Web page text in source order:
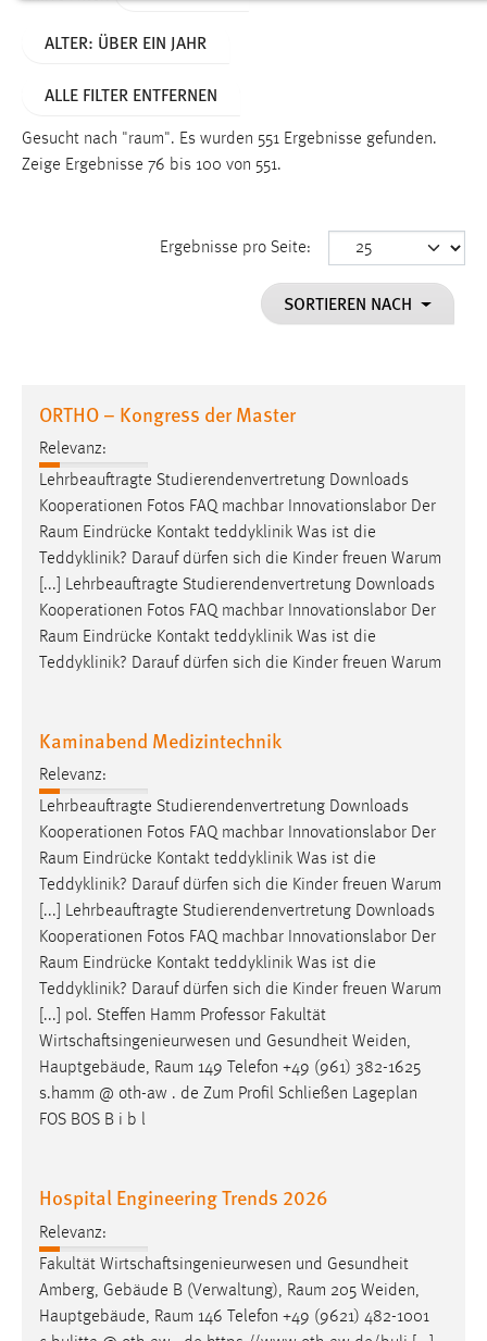
ALTER: ÜBER EIN JAHR
ALLE FILTER ENTFERNEN
Gesucht nach "raum". Es wurden 551 Ergebnisse gefunden.
Zeige Ergebnisse 76 bis 100 von 551.
Ergebnisse pro Seite:
SORTIEREN NACH
ORTHO – Kongress der Master
Relevanz:
Lehrbeauftragte Studierendenvertretung Downloads
Kooperationen Fotos FAQ machbar Innovationslabor Der
Raum Eindrücke Kontakt teddyklinik Was ist die
Teddyklinik? Darauf dürfen sich die Kinder freuen Warum
[...] Lehrbeauftragte Studierendenvertretung Downloads
Kooperationen Fotos FAQ machbar Innovationslabor Der
Raum Eindrücke Kontakt teddyklinik Was ist die
Teddyklinik? Darauf dürfen sich die Kinder freuen Warum
Kaminabend Medizintechnik
Relevanz:
Lehrbeauftragte Studierendenvertretung Downloads
Kooperationen Fotos FAQ machbar Innovationslabor Der
Raum Eindrücke Kontakt teddyklinik Was ist die
Teddyklinik? Darauf dürfen sich die Kinder freuen Warum
[...] Lehrbeauftragte Studierendenvertretung Downloads
Kooperationen Fotos FAQ machbar Innovationslabor Der
Raum Eindrücke Kontakt teddyklinik Was ist die
Teddyklinik? Darauf dürfen sich die Kinder freuen Warum
[...] pol. Steffen Hamm Professor Fakultät
Wirtschaftsingenieurwesen und Gesundheit Weiden,
Hauptgebäude, Raum 149 Telefon +49 (961) 382-1625
s.hamm @ oth-aw . de Zum Profil Schließen Lageplan
FOS BOS B i b l
Hospital Engineering Trends 2026
Relevanz:
Fakultät Wirtschaftsingenieurwesen und Gesundheit
Amberg, Gebäude B (Verwaltung), Raum 205 Weiden,
Hauptgebäude, Raum 146 Telefon +49 (9621) 482-1001
Funktionen und sind für die einwandfreie Funktion der
Name:
Dieser Cookie speichert die ausgewählten Einverständnis-
Performance
Name:
staticfilecache
Zweck:
Für performante Seitenauslieferung wird in diesem Cookie
gespeichert, ob man eingeloggt ist.
Sprachpräferenz
Name:
Das Cookie speichert die gewählte Sprache der Website.
Cookie Laufzeit:
30 Tage
Chat
Name:
MibewSessionID, MIBEW_UserID, mibew_locale, mibew-
chat-frame-style-5e9dbeb1811c0446
Zweck:
Wird benötigt um die Chatfunktion nutzen zu können.
Cookie Laufzeit:
MibewSessionID, mibew-chat-frame-style-
5e9dbeb1811c0446 = Sitzungslaufzeit, mibew_locale = 3
Login
fe_user, be_user, be_lastLoginProvider
Zweck:
Dieser Cookie ist notwendig um sich an der Website